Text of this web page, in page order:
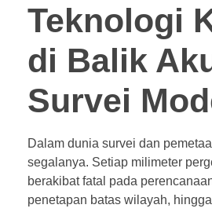
Teknologi
di Balik
Survei
Dalam dunia survei dan
segalanya. Setiap milimeter
berakibat fatal pada
penetapan batas wilayah,